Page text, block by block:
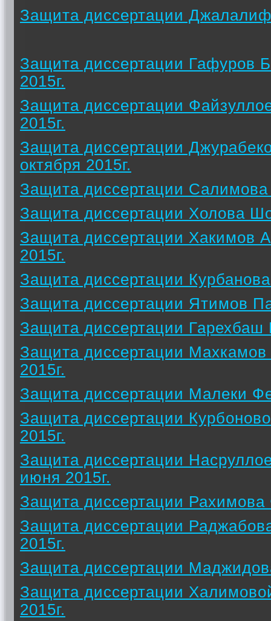
Защита диссертации
Защита диссертации Гафуров
2015г.
Защита диссертации
2015г.
Защита диссертации
октября 2015г.
Защита диссертации Салимова
Защита диссертации Холова
Защита диссертации Хакимов
2015г.
Защита диссертации
Защита диссертации Ятимов
Защита диссертации Гарехбаш
Защита диссертации
2015г.
Защита диссертации Малеки
Защита диссертации
2015г.
Защита диссертации
июня 2015г.
Защита диссертации
Защита диссертации
2015г.
Защита диссертации
Защита диссертации
2015г.